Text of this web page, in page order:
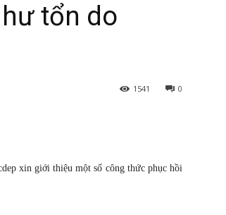
tổn do
0
1541
xin giới thiệu một số công thức phục hồi